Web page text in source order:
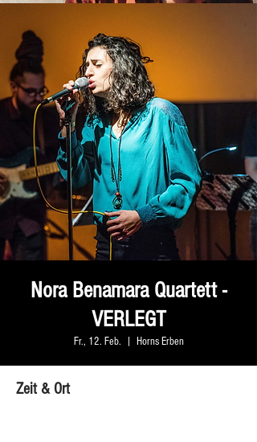
Nora Benamara Quartett -
VERLEGT
Fr., 12. Feb. Horns Erben
Zeit & Ort